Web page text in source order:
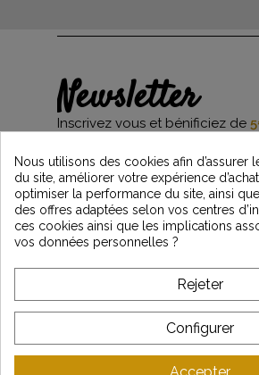
Newsletter
Inscrivez vous et bénificiez de
et restez informés des
Vintage Motors
*Dès 99€ d'achat. En vous abonnant à notre newsletter, vous
l'acceptez.
A PROPOS DE VINTAGE
SERVICE CLIENT
Nous utilisons des cookies afin d’assurer
du site, améliorer votre expérience
optimiser la performance du site, ainsi
des offres adaptées selon vos centres
ces cookies ainsi que les implications
vos données personnelles ?
Rejeter
Configurer